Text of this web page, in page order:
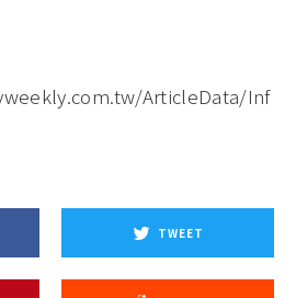
ArticleData/Inf
TWEET